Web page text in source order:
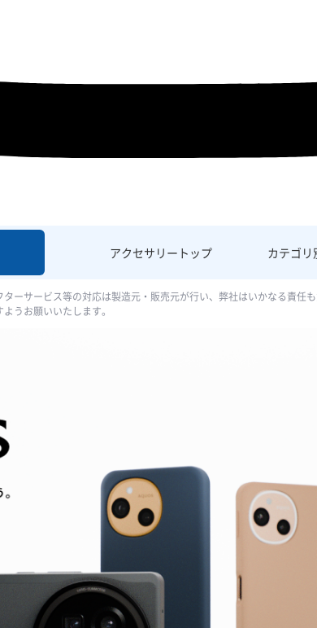
アクセサリー トップ カテゴリ
ーサービス等の対応は製造元・販売元が行い、弊社はいかなる責任も
うお願いいたします。